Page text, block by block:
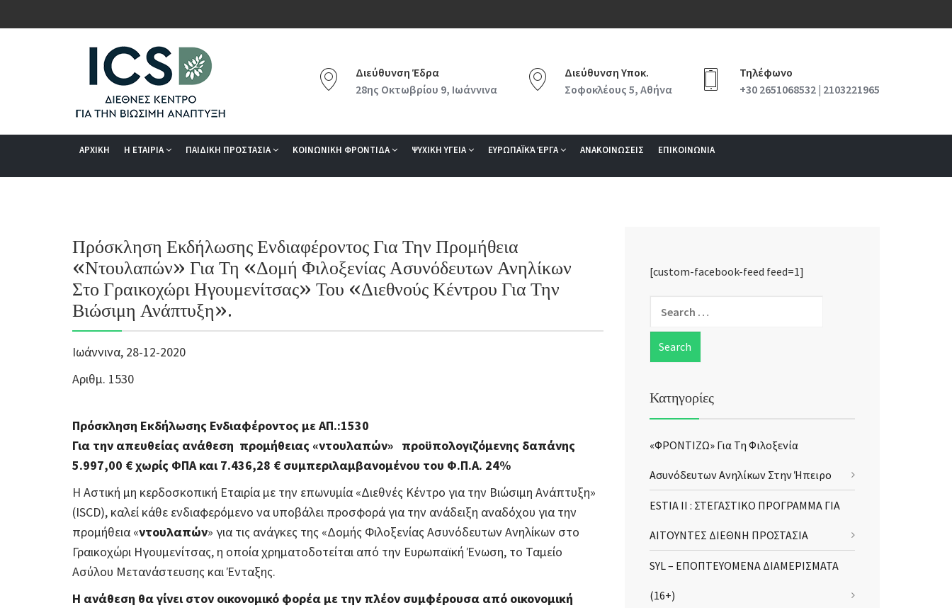
Διεύθυνση Έδρα
28ης Οκτωβρίου 9, Ιωάννινα
Διεύθυνση Υποκ.
Σοφοκλέους 5, Αθήνα
Τηλέφωνο
+30 2651068532 | 2103221965
ΑΡΧΙΚΗ Η ΕΤΑΙΡΙΑ ΠΑΙΔΙΚΗ ΠΡΟΣΤΑΣΙΑ ΚΟΙΝΩΝΙΚΗ ΦΡΟΝΤΙΔΑ ΨΥΧΙΚΗ ΥΓΕΙΑ ΕΥΡΩΠΑΪΚΆ ΈΡΓΑ ΑΝΑΚΟΙΝΩΣΕΙΣ ΕΠΙΚΟΙΝΩΝΙΑ
Πρόσκληση Εκδήλωσης Ενδιαφέροντος Για Την Προμήθεια
«Ντουλαπών» Για Τη «Δομή Φιλοξενίας Ασυνόδευτων Ανηλίκων
Στο Γραικοχώρι Ηγουμενίτσας» Του «Διεθνούς Κέντρου Για Την
Βιώσιμη Ανάπτυξη».
Ιωάννινα, 28-12-2020
Αριθμ. 1530
Πρόσκληση Εκδήλωσης Ενδιαφέροντος με ΑΠ.:1530
Για την απευθείας ανάθεση προμήθειας «ντουλαπών» προϋπολογιζόμενης δαπάνης
5.997,00 €χωρίς ΦΠΑ και7.436,28 € συμπεριλαμβανομένου του Φ.Π.Α. 24%
Η Αστική μη κερδοσκοπική Εταιρία με την επωνυμία «Διεθνές Κέντρο για την Βιώσιμη Ανάπτυξη»
(ISCD), καλεί κάθε ενδιαφερόμενο να υποβάλει προσφορά για την ανάδειξη αναδόχου για την
προμήθεια «ντουλαπών» για τις ανάγκες της «Δομής Φιλοξενίας Ασυνόδευτων Ανηλίκων στο
Γραικοχώρι Ηγουμενίτσας, η οποία χρηματοδοτείται από την Ευρωπαϊκή Ένωση, το Ταμείο
Ασύλου Μετανάστευσης και Ένταξης.
Η ανάθεση θα γίνει στον οικονομικό φορέα με την πλέον συμφέρουσα από οικονομική
[custom-facebook-feed feed=1]
Κατηγορίες
«ΦΡΟΝΤΙΖΩ» Για Τη Φιλοξενία
Ασυνόδευτων Ανηλίκων Στην Ήπειρο
ESTIA II : ΣΤΕΓΑΣΤΙΚΟ ΠΡΟΓΡΑΜΜΑ ΓΙΑ
ΑΙΤΟΥΝΤΕΣ ΔΙΕΘΝΗ ΠΡΟΣΤΑΣΙΑ
SYL – ΕΠΟΠΤΕΥΟΜΕΝΑ ΔΙΑΜΕΡΙΣΜΑΤΑ
(16+)